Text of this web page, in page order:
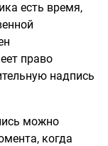
есть время,
право
надпись
можно
когда